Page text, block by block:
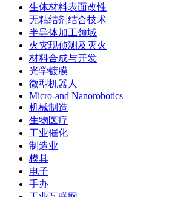
生体材料表面改性
无粘结剂结合技术
半导体加工领域
火灾现侦测及灭火
材料合成与开发
光学镀膜
微型机器人
Micro-and Nanorobotics
机械制造
生物医疗
工业催化
制造业
模具
电子
手办